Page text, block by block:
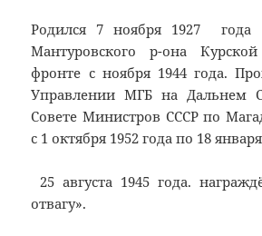
Родился 7 ноября 1927
Мантуровского р-она
фронте с ноября 1944 года.
Управлении МГБ на Дальнем
Совете Министров СССР по
с 1 октября 1952 года по 18
25 августа 1945 года.
отвагу».